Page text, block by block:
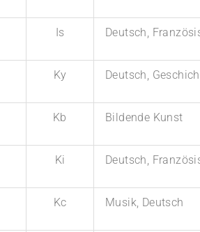
Is Deutsch,
Ky Deutsch,
Kb Bildende Kunst
Ki Deutsch,
Kc Musik, Deutsch